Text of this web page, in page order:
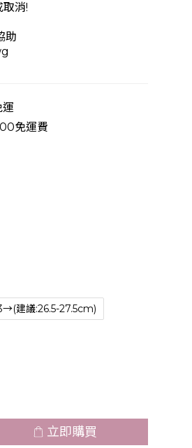
消!
助
免運費
建議:26.5-27.5cm)
立即購買